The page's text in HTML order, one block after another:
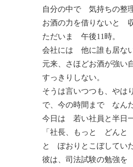
自分の中で 気持ちの整
お酒の力を借りないと
ただいま 午後11時。
会社には 他に誰も居ない
元来、さほどお酒が強
すっきりしない。
そうは言いつつも、や
で、今の時間まで なん
今日は 若い社員と半日
「社長、もっと どんと
と ぽおりとこぼしていた
彼は、司法試験の勉強を